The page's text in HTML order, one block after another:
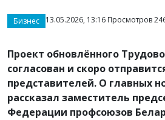
Бизнес 13.05.2026, 13:16 Просмотров
Проект обновлённого
согласован и скоро
представителей. О главных
рассказал заместитель
Федерации профсоюзов